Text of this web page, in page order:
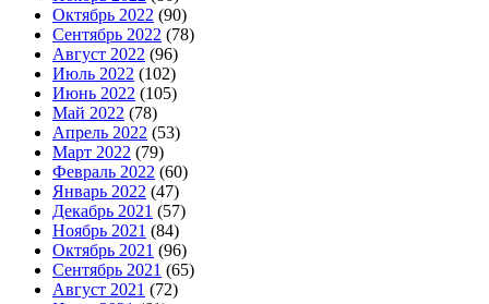
Октябрь 2022 (90)
Сентябрь 2022 (78)
Август 2022 (96)
Июль 2022 (102)
Июнь 2022 (105)
Май 2022 (78)
Апрель 2022 (53)
Март 2022 (79)
Февраль 2022 (60)
Январь 2022 (47)
Декабрь 2021 (57)
Ноябрь 2021 (84)
Октябрь 2021 (96)
Сентябрь 2021 (65)
Август 2021 (72)